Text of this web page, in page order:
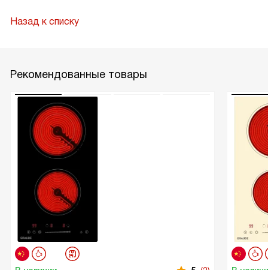
Назад к списку
Рекомендованные товары